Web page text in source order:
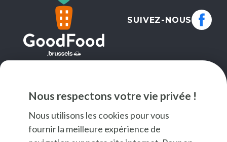
Nous respectons votre vie privée !
Nous utilisons les cookies pour vous
fournir la meilleure expérience de
SUIVEZ-NOUS